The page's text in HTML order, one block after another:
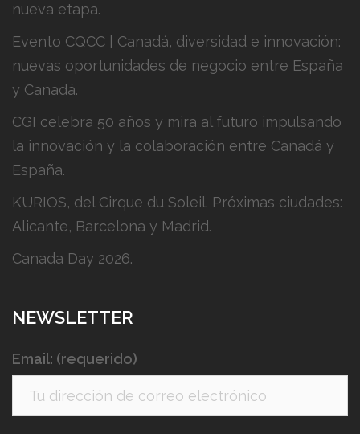
nueva etapa.
Evento CQCC | Canadá, diversidad e innovación:
nuevas oportunidades de negocio entre España
y Canadá.
CGI celebra 50 años y mira al futuro impulsando
la innovación y la colaboración entre Canadá y
España.
KURIOS, del Cirque du Soleil. Próximas ciudades:
Alicante, Barcelona y Madrid.
Canada Day 2026.
NEWSLETTER
Email: (requerido)